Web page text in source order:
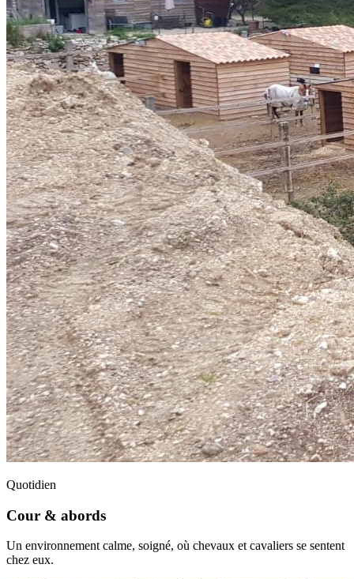
Quotidien
Cour & abords
Un environnement calme, soigné, où chevaux et cavaliers se sentent
chez eux.